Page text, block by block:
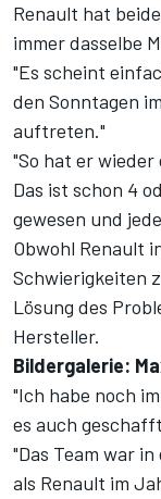
Renault hat
immer dasselbe
"Es scheint
den Sonntagen
auftreten."
"So hat er
Das ist schon 4
gewesen und
Obwohl Renault
Schwierigkeiten
Lösung des
Hersteller.
Bildergalerie:
"Ich habe noch
es auch
"Das Team war
als Renault im